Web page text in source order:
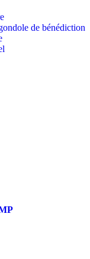
de bénédiction